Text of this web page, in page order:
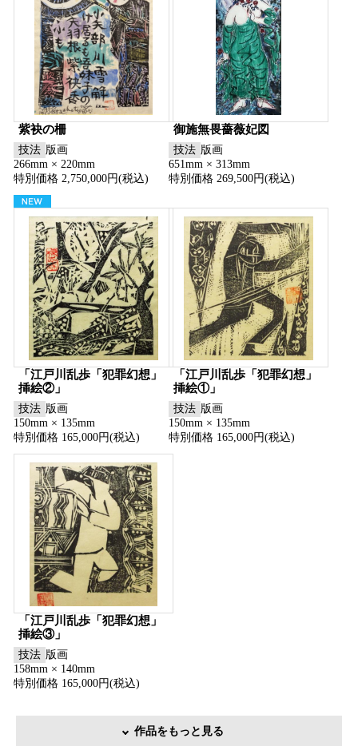
紫袂の柵
技法 版画
266mm × 220mm
特別価格 2,750,000円(税込)
御施無畏薔薇妃図
技法 版画
651mm × 313mm
特別価格 269,500円(税込)
「江戸川乱歩「犯罪幻想」
挿絵②」
技法 版画
150mm × 135mm
特別価格 165,000円(税込)
「江戸川乱歩「犯罪幻想」
挿絵①」
技法 版画
150mm × 135mm
特別価格 165,000円(税込)
「江戸川乱歩「犯罪幻想」
挿絵③」
技法 版画
158mm × 140mm
特別価格 165,000円(税込)
作品をもっと見る